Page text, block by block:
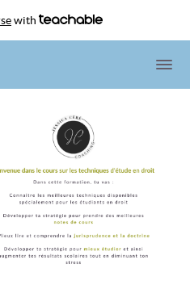
with